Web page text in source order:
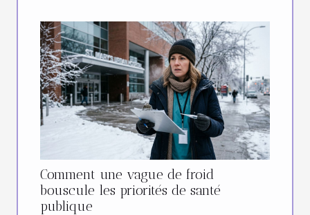
Comment une vague de froid
bouscule les priorités de santé
publique